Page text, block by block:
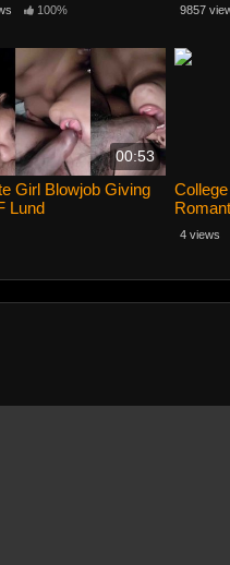
100% 9857
00:53
Girl Blowjob Giving
Lund
4 views